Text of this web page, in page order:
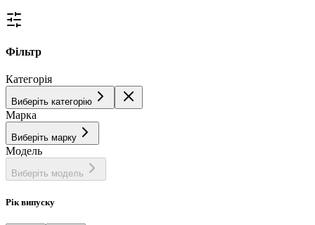
Фільтр
Категорія
Виберіть категорію
Марка
Виберіть марку
Модель
Виберіть модель
Рік випуску